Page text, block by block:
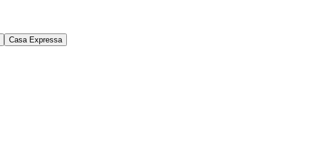
Casa Expressa